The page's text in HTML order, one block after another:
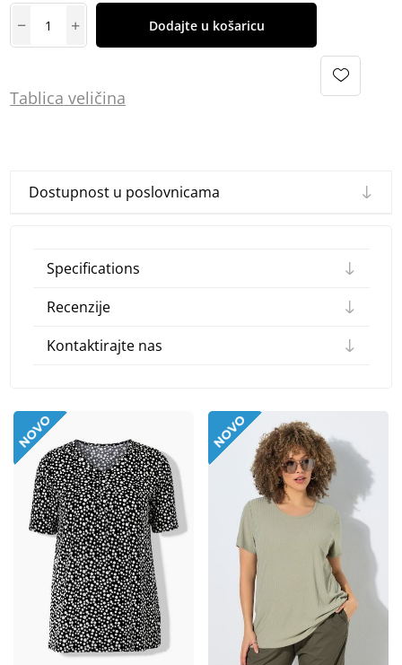
Dodajte u košaricu
Tablica veličina
Dostupnost u poslovnicama
Specifications
Recenzije
Kontaktirajte nas